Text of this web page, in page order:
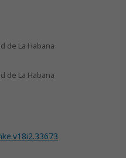
de La Habana
de La Habana